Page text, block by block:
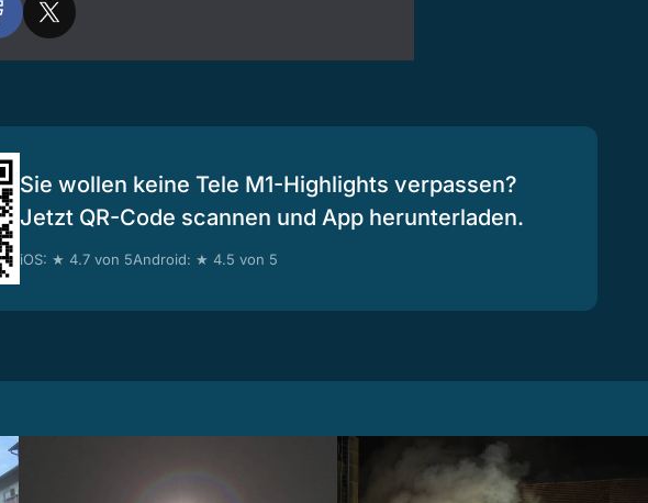
Sie wollen keine Tele M1-Highlights verpassen?
Jetzt QR-Code scannen und App herunterladen.
iOS: ★ 4.7 von 5Android: ★ 4.5 von 5